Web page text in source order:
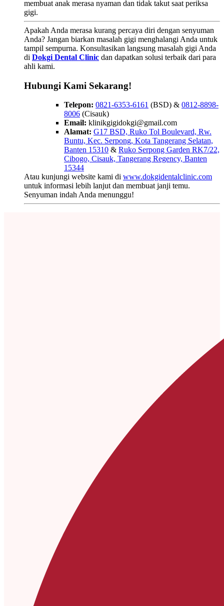
membuat anak merasa nyaman dan tidak takut saat periksa
gigi.
Apakah Anda merasa kurang percaya diri dengan senyuman
Anda? Jangan biarkan masalah gigi menghalangi Anda untuk
tampil sempurna. Konsultasikan langsung masalah gigi Anda
di Dokgi Dental Clinic dan dapatkan solusi terbaik dari para
ahli kami.
Hubungi Kami Sekarang!
Telepon: 0821-6353-6161 (BSD) & 0812-8898-
8006 (Cisauk)
Email: klinikgigidokgi@gmail.com
Alamat: G17 BSD, Ruko Tol Boulevard, Rw.
Buntu, Kec. Serpong, Kota Tangerang Selatan,
Banten 15310 & Ruko Serpong Garden RK7/22,
Cibogo, Cisauk, Tangerang Regency, Banten
15344
Atau kunjungi website kami di www.dokgidentalclinic.com
untuk informasi lebih lanjut dan membuat janji temu.
Senyuman indah Anda menunggu!